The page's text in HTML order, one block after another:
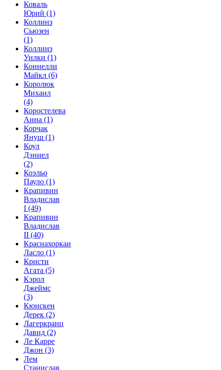
Коваль
Юрий (1)
Коллинз
Сьюзен
(1)
Коллинз
Уилки (1)
Коннелли
Майкл (6)
Королюк
Михаил
(4)
Коростелева
Анна (1)
Корчак
Януш (1)
Коул
Дэниел
(2)
Коэльо
Пауло (1)
Крапивин
Владислав
I (49)
Крапивин
Владислав
II (40)
Краснахоркаи
Ласло (1)
Кристи
Агата (5)
Кэрол
Джеймс
(3)
Кюнскен
Дерек (2)
Лагеркранц
Давид (2)
Ле Карре
Джон (3)
Лем
Станислав